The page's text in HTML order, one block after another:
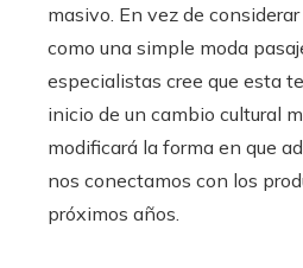
masivo. En vez de
como una simple moda
especialistas cree que esta
inicio de un cambio cultural
modificará la forma en que
nos conectamos con los
próximos años.